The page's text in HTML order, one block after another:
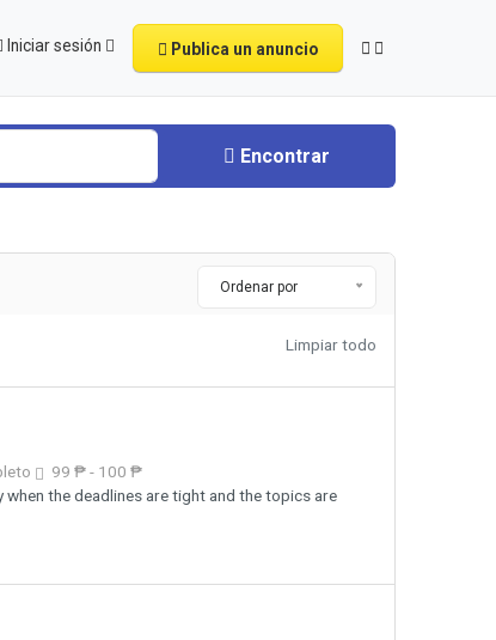
Iniciar sesión Publica un anuncio
Encontrar
Ordenar por
Limpiar todo
99 ₱ - 100 ₱
the deadlines are tight and the topics are